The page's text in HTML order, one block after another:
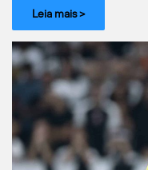
Leia mais >